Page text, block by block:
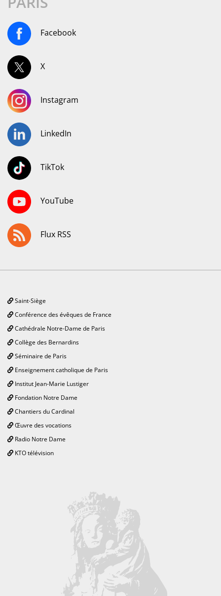
Facebook
X
Instagram
LinkedIn
TikTok
YouTube
Flux RSS
Saint-Siège
Conférence des évêques de France
Cathédrale Notre-Dame de Paris
Collège des Bernardins
Séminaire de Paris
Enseignement catholique de Paris
Institut Jean-Marie Lustiger
Fondation Notre Dame
Chantiers du Cardinal
Œuvre des vocations
Radio Notre Dame
KTO télévision